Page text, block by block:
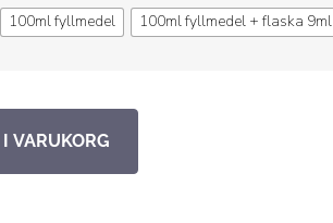
100ml fyllmedel 100ml fyllmedel + flaska 9ml
VARUKORG